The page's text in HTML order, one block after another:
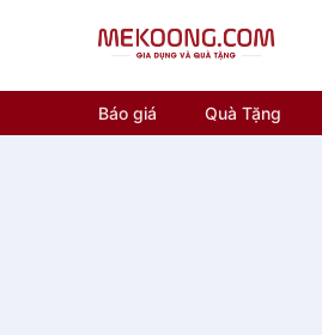
Báo giá Quà Tặng